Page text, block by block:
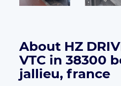
About HZ
VTC in 38300
jallieu, france